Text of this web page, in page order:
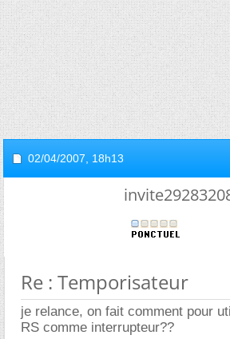
02/04/2007, 18h13
Re : Temporisateur
je relance, on fait comment pour
RS comme interrupteur??